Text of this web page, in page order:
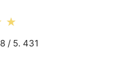
/ 5. 431